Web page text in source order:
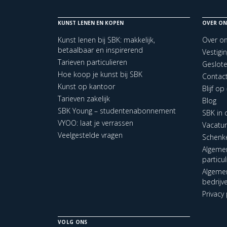
KUNST LENEN EN KOPEN
Kunst lenen bij SBK: makkelijk,
betaalbaar en inspirerend
Tarieven particulieren
Hoe koop je kunst bij SBK
Kunst op kantoor
Tarieven zakelijk
SBK Young – studentenabonnement
VYOO: laat je verrassen
Veelgestelde vragen
OVER
Over
Blijf op
Blog
SBK in
VOLG ONS